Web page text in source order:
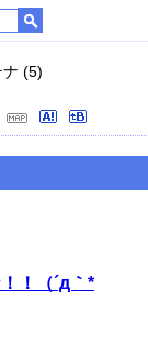
ナ (5)
！（´д｀*